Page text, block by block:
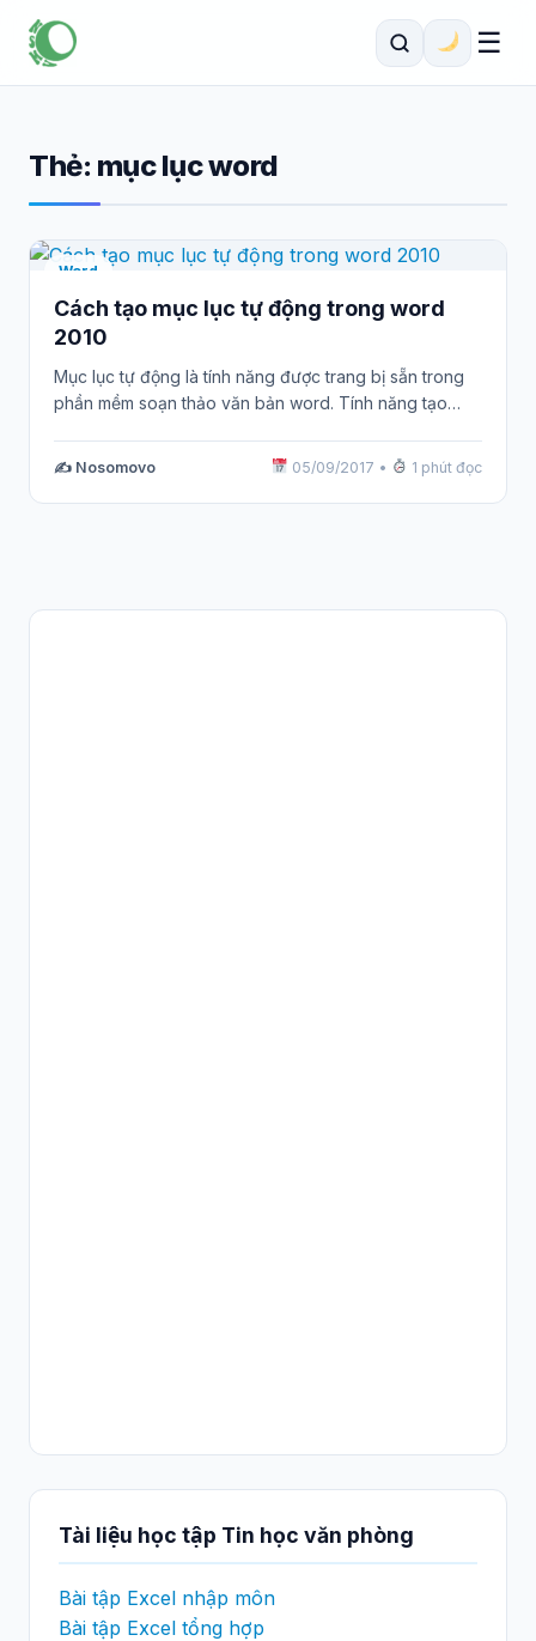
☰
Thẻ: mục lục word
Word
Cách tạo mục lục tự động trong word
2010
Mục lục tự động là tính năng được trang bị sẵn trong
phần mềm soạn thảo văn bản word. Tính năng tạo…
✍️ Nosomovo 05/09/2017 • 1 phút đọc
Tài liệu học tập Tin học văn phòng
Bài tập Excel nhập môn
Bài tập Excel tổng hợp